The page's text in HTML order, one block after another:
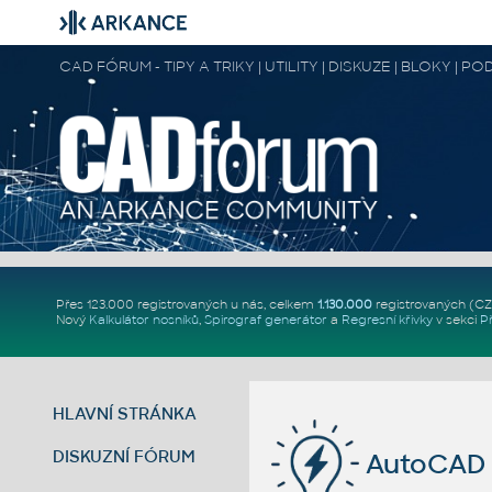
CAD FÓRUM - TIPY A TRIKY | UTILITY | DISKUZE | BLOKY |
Přes 123.000 registrovaných u nás, celkem 1.130.000registrovaných
Nový Kalkulátor nosníků, Spirograf generátor a Regresní křivkyv sekci
HLAVNÍ STRÁNKA
DISKUZNÍ FÓRUM AutoCAD